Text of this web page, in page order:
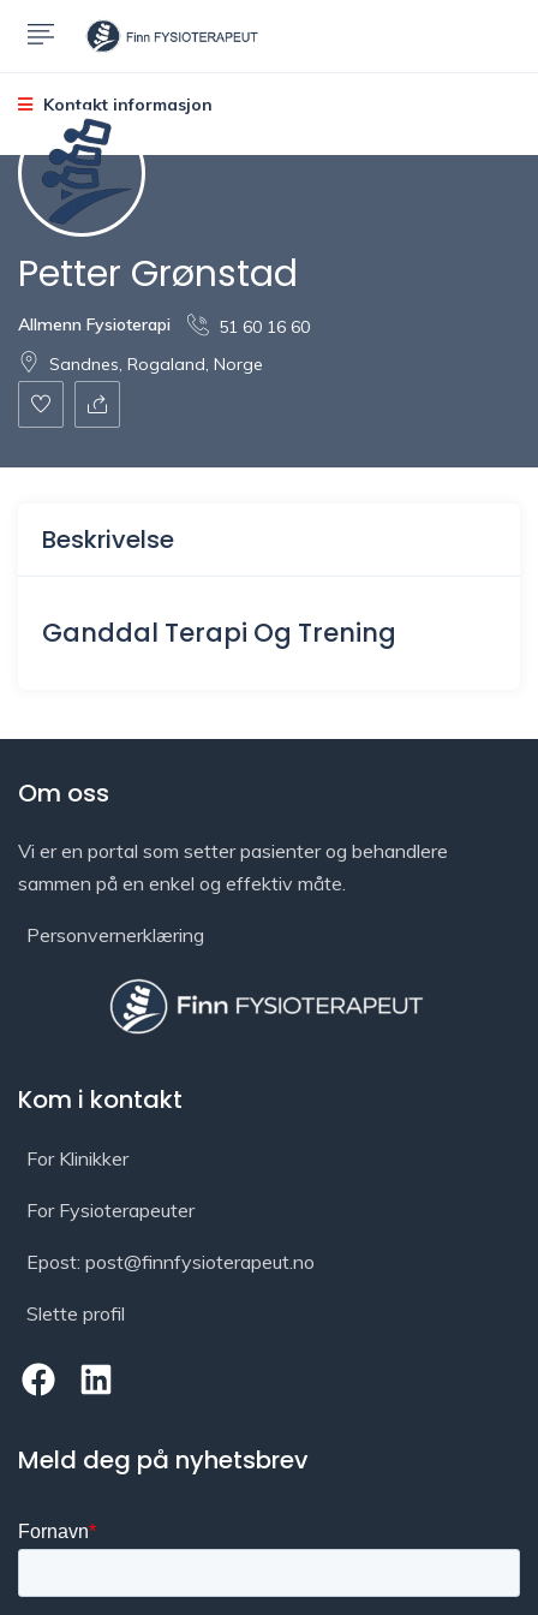
Kontakt informasjon
Petter Grønstad
Allmenn Fysioterapi
51 60 16 60
Sandnes, Rogaland, Norge
Beskrivelse
Ganddal Terapi Og Trening
Om oss
Vi er en portal som setter pasienter og behandlere
sammen på en enkel og effektiv måte.
Personvernerklæring
Kom i kontakt
For Klinikker
For Fysioterapeuter
Epost: post@finnfysioterapeut.no
Slette profil
Meld deg på nyhetsbrev